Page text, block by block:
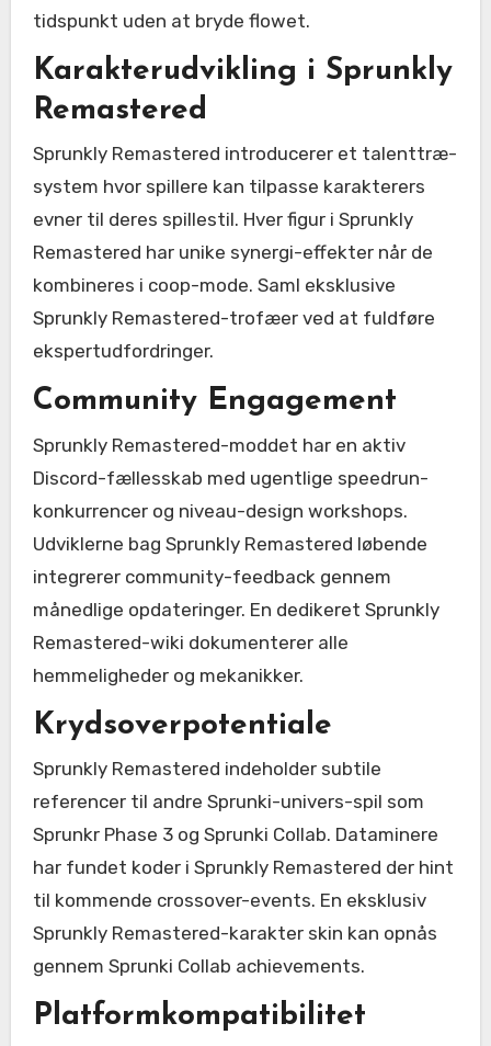
tidspunkt uden at bryde flowet.
Karakterudvikling i Sprunkly
Remastered
Sprunkly Remastered introducerer et talenttræ-
system hvor spillere kan tilpasse karakterers
evner til deres spillestil. Hver figur i Sprunkly
Remastered har unike synergi-effekter når de
kombineres i coop-mode. Saml eksklusive
Sprunkly Remastered-trofæer ved at fuldføre
ekspertudfordringer.
Community Engagement
Sprunkly Remastered-moddet har en aktiv
Discord-fællesskab med ugentlige speedrun-
konkurrencer og niveau-design workshops.
Udviklerne bag Sprunkly Remastered løbende
integrerer community-feedback gennem
månedlige opdateringer. En dedikeret Sprunkly
Remastered-wiki dokumenterer alle
hemmeligheder og mekanikker.
Krydsoverpotentiale
Sprunkly Remastered indeholder subtile
referencer til andre Sprunki-univers-spil som
Sprunkr Phase 3 og Sprunki Collab. Dataminere
har fundet koder i Sprunkly Remastered der hint
til kommende crossover-events. En eksklusiv
Sprunkly Remastered-karakter skin kan opnås
gennem Sprunki Collab achievements.
Platformkompatibilitet